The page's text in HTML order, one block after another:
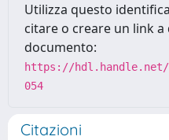
Utilizza questo
citare o creare un link a
documento:
https://hdl.handle.net/
054
Citazioni